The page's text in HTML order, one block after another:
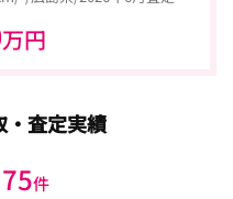
万円
・査定実績
75件